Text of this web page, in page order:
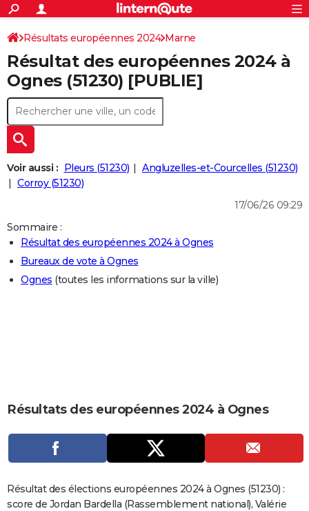
ACTUALITÉS
Politique
Société
Faits Divers
Education
Monde
Villes
+
SPORT
Coupe du monde 2026
Football
Tennis
Cyclisme
Rugby
Forum
Programme TV
TNT
Streaming
Cinéma
Sorties cinéma
Musique
+
FINANCE
Retraite
Impôts
Epargne
Immobilier
Risques naturels par ville
Banque
Assurance
Crédit
AUTO
Essais
Réserver un essai
Citadines
Berlines
SUV
Forum auto
+
HIGH-TECH
Mobiles
Meilleur smartphone
Internet
Ordinateurs
Jeux vidéo
Guide high-tech
BRICOLAGE
Guides de France
Escapades
Patrimoine
Expositions
Musées
Week-end nature
LIFESTYLE
Art de vivre
Bien-être
Loisirs
Mode
Modes de vie
CARTE DE VOEUX
Carte de Noël
Carte Bonne année
Carte Saint-Valentin
Carte Pâques
Carte d'anniversaire
DICTIONNAIRE
Dictionnaire
Biographies
Citations
Expressions
Proverbes
PROGRAMME TV
COPAINS D'AVANT
S'inscrire
Connexion
Résultats européennes 2024 Marne
Résultat des européennes 2024 à
Ognes (51230) [PUBLIE]
Voir aussi : Pleurs (51230)
Angluzelles-et-Courcelles (51230)
Corroy (51230)
17/06/26 09:29
Sommaire :
Résultat des européennes 2024 à Ognes
Bureaux de vote à Ognes
Ognes (toutes les informations sur la ville)
Résultats des européennes 2024 à Ognes
Résultat des élections européennes 2024 à Ognes (51230) :
score de Jordan Bardella (Rassemblement national), Valérie